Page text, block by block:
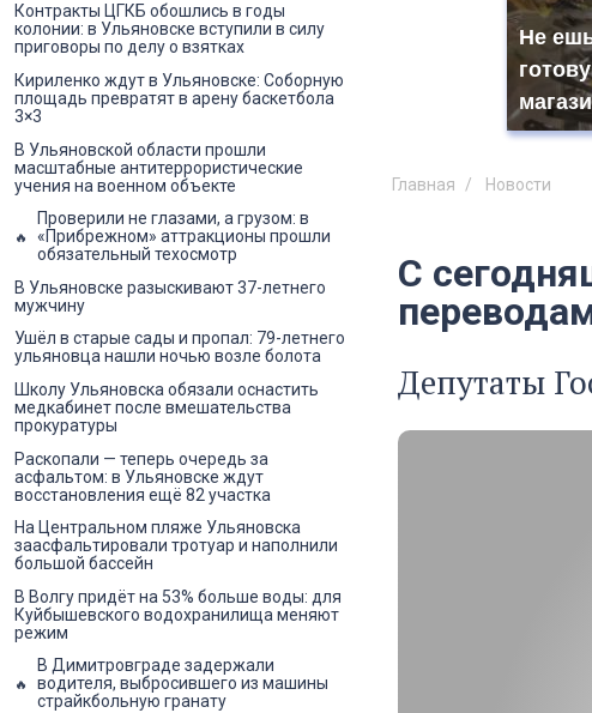
Не
Главная Новости
С
Депутаты
Контракты ЦГКБ обошлись в годы
колонии: в Ульяновске вступили в силу
приговоры по делу о взятках
Кириленко ждут в Ульяновске: Соборную
площадь превратят в арену баскетбола
3×3
В Ульяновской области прошли
масштабные антитеррористические
учения на военном объекте
Проверили не глазами, а грузом: в
«Прибрежном» аттракционы прошли
обязательный техосмотр
В Ульяновске разыскивают 37-летнего
мужчину
Ушёл в старые сады и пропал: 79-летнего
ульяновца нашли ночью возле болота
Школу Ульяновска обязали оснастить
медкабинет после вмешательства
прокуратуры
Раскопали — теперь очередь за
асфальтом: в Ульяновске ждут
восстановления ещё 82 участка
На Центральном пляже Ульяновска
заасфальтировали тротуар и наполнили
большой бассейн
В Волгу придёт на 53% больше воды: для
Куйбышевского водохранилища меняют
режим
В Димитровграде задержали
водителя, выбросившего из машины
страйкбольную гранату